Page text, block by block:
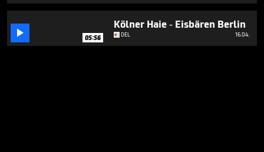
 05:56
Kölner Haie - Eisbären Berlin
DEL 16.04.